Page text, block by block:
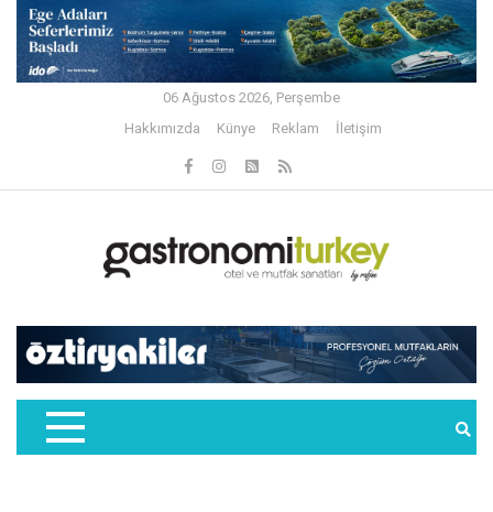
06 Ağustos 2026, Perşembe
Hakkımızda
Künye Reklam İletişim